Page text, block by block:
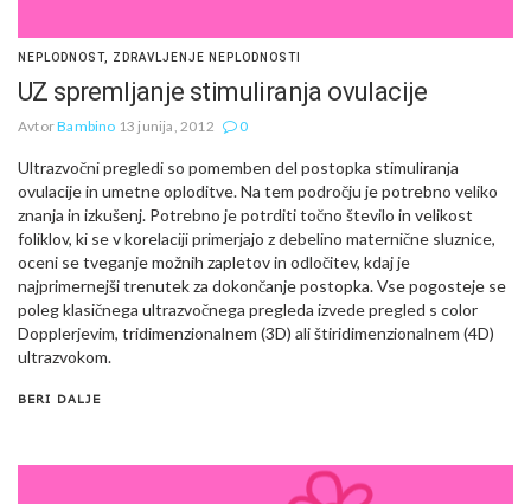
NEPLODNOST, ZDRAVLJENJE NEPLODNOSTI
UZ spremljanje stimuliranja ovulacije
AvtorBambino 13 junija, 2012 0
Ultrazvočni pregledi so pomemben del postopka stimuliranja
ovulacije in umetne oploditve. Na tem področju je potrebno veliko
znanja in izkušenj. Potrebno je potrditi točno število in velikost
foliklov, ki se v korelaciji primerjajo z debelino maternične sluznice,
oceni se tveganje možnih zapletov in odločitev, kdaj je
najprimernejši trenutek za dokončanje postopka. Vse pogosteje se
poleg klasičnega ultrazvočnega pregleda izvede pregled s color
Dopplerjevim, tridimenzionalnem (3D) ali štiridimenzionalnem (4D)
ultrazvokom.
BERI DALJE